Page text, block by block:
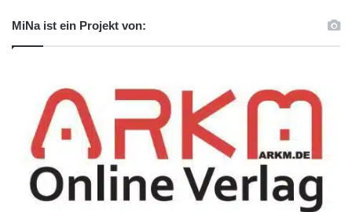
MiNa ist ein Projekt von: